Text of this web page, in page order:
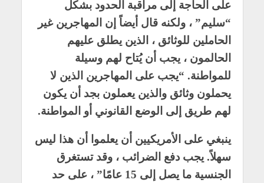
على الحاجة إلى مراقبة الحدود بشكل
“سليم” ، ولكنه قال أيضاً إن المهاجرين غير
الحاملين للوثائق ، الذين يطلق عليهم
الحالمون ، يجب أن يُتاح لهم وسيلة
للمواطنة. “يجب على المهاجرين الذين لا
يحملون وثائق والذين يعملون بجد أن يكون
لهم طريق إلى الوضع القانوني أو المواطنة.
ينبغي على الأمريكيين أن يعلموا أن هذا ليس
سهلاً. يجب دفع الضرائب ، وقد تستغرق
الجنسية ما يصل إلى 15 عامًا” ، على حد